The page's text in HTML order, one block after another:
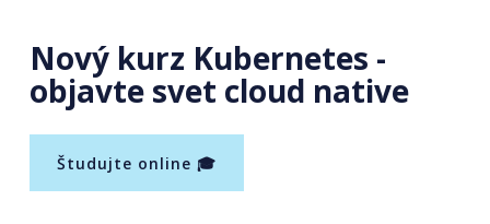
Nový kurz Kubernetes -
objavte svet cloud native
Študujte online 🎓